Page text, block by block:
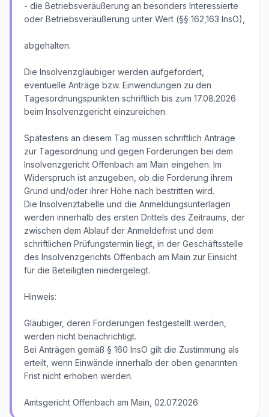
- die Betriebsveräußerung an besonders Interessierte
oder Betriebsveräußerung unter Wert (§§ 162,163 InsO),
abgehalten.
Die Insolvenzgläubiger werden aufgefordert,
eventuelle Anträge bzw. Einwendungen zu den
Tagesordnungspunkten schriftlich bis zum 17.08.2026
beim Insolvenzgericht einzureichen.
Spätestens an diesem Tag müssen schriftlich Anträge
zur Tagesordnung und gegen Forderungen bei dem
Insolvenzgericht Offenbach am Main eingehen. Im
Widerspruch ist anzugeben, ob die Forderung ihrem
Grund und/oder ihrer Höhe nach bestritten wird.
Die Insolvenztabelle und die Anmeldungsunterlagen
werden innerhalb des ersten Drittels des Zeitraums, der
zwischen dem Ablauf der Anmeldefrist und dem
schriftlichen Prüfungstermin liegt, in der Geschäftsstelle
des Insolvenzgerichts Offenbach am Main zur Einsicht
für die Beteiligten niedergelegt.
Hinweis:
Gläubiger, deren Forderungen festgestellt werden,
werden nicht benachrichtigt.
Bei Anträgen gemäß § 160 InsO gilt die Zustimmung als
erteilt, wenn Einwände innerhalb der oben genannten
Frist nicht erhoben werden.
Amtsgericht Offenbach am Main, 02.07.2026